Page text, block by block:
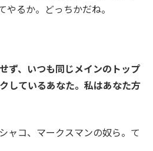
やるか。どっちかだね。
ず、いつも同じメインのトップ
しているあなた。私はあなた方
ャコ、マークスマンの奴ら。て